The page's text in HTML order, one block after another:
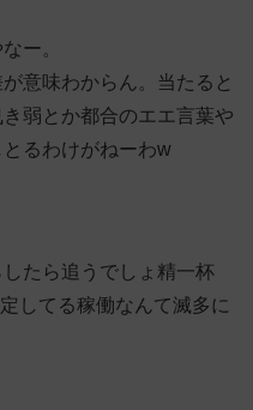
ー。
意味わからん。当たると
弱とか都合のエエ言葉や
るわけがねーわw
したら追うでしょ精一杯
してる稼働なんて滅多に